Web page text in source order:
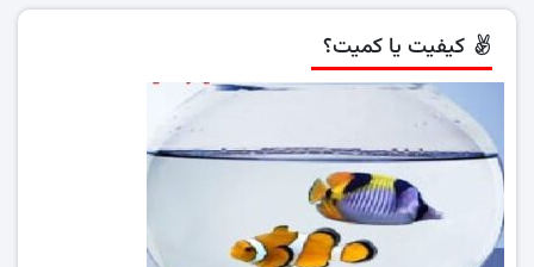
کیفیت یا کمیت؟